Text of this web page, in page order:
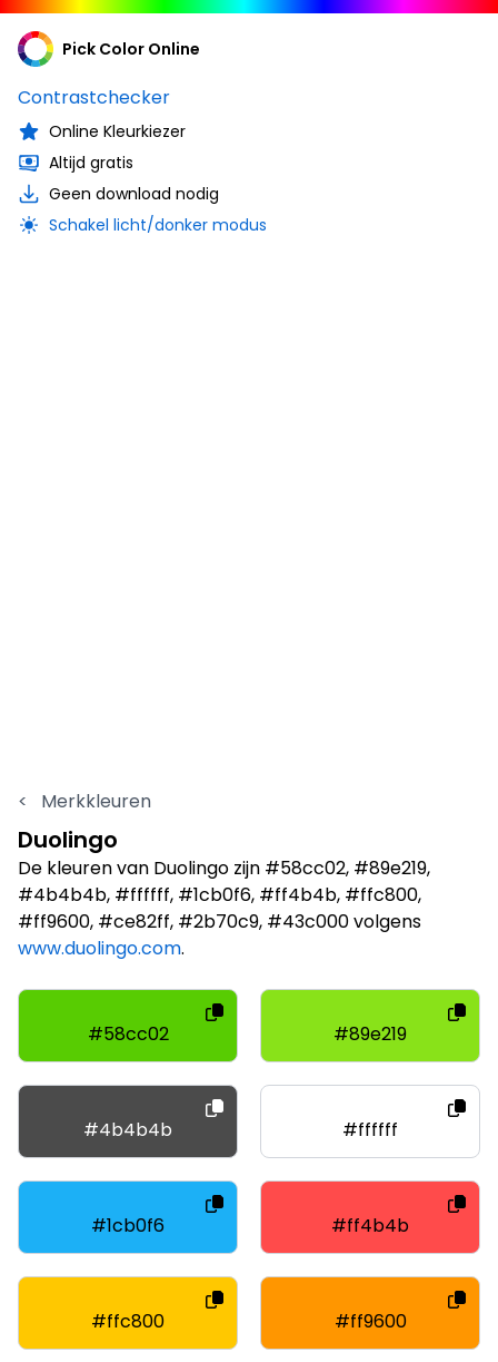
Pick Color Online
Contrastchecker
Online Kleurkiezer
Altijd gratis
Geen download nodig
Schakel licht/donker modus
< Merkkleuren
Duolingo
De kleuren van Duolingo zijn #58cc02, #89e219,
#4b4b4b, #ffffff, #1cb0f6, #ff4b4b, #ffc800,
#ff9600, #ce82ff, #2b70c9, #43c000 volgens
www.duolingo.com.
#58cc02 #89e219
#4b4b4b #ffffff
#1cb0f6 #ff4b4b
#ffc800 #ff9600